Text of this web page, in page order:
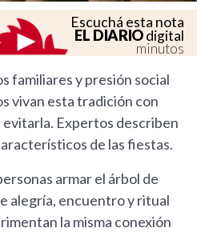
Escuchá esta nota
EL DIARIOdigital
minutos
familiares y presión social
vivan esta tradición con
Expertos describen
de las fiestas.
armar el árbol de
alegría, encuentro y ritual
la misma conexión